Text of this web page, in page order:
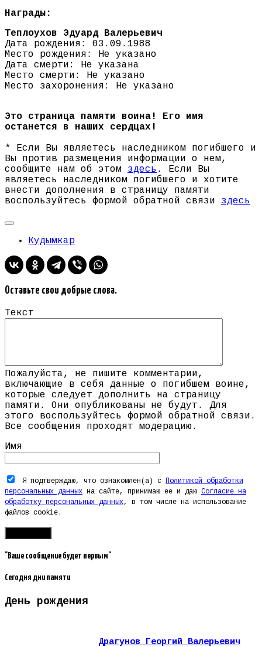
Награды:
Теплоухов Эдуард Валерьевич
Дата рождения: 03.09.1988
Место рождения: Не указано
Дата смерти: Не указана
Место смерти: Не указано
Место захоронения: Не указано
Это страница памяти воина! Его имя
останется в наших сердцах!
* Если Вы являетесь наследником погибшего и
Вы против размещения информации о нем,
сообщите нам об этом здесь . Если Вы
являетесь наследником погибшего и хотите
внести дополнения в страницу памяти
воспользуйтесь формой обратной связи здесь
Кудымкар
Оставьте свои добрые слова.
Текст
Пожалуйста, не пишите комментарии,
включающие в себя данные о погибшем воине,
которые следует дополнить на страницу
памяти. Они опубликованы не будут. Для
этого воспользуйтесь формой обратной связи.
Все сообщения проходят модерацию.
Имя
Я подтверждаю, что ознакомлен(а) с
Политикой обработки
персональных данных на сайте, принимаю ее и даю Согласие на
обработку персональных данных, в том числе на использование
файлов cookie.
"Ваше сообщение будет первым"
Сегодня дни памяти
День рождения
Драгунов Георгий Валерьевич